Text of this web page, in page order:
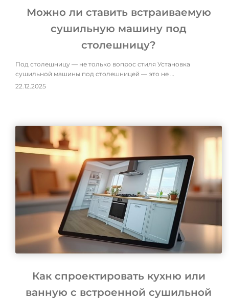
Можно ли ставить встраиваемую
сушильную машину под
столешницу?
Под столешницу — не только вопрос стиля Установка
сушильной машины под столешницей — это не …
22.12.2025
Как спроектировать кухню или
ванную с встроенной сушильной